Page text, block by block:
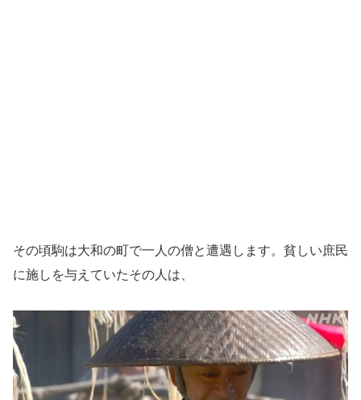
その頃駒は大和の町で一人の僧と遭遇します。貧しい庶民
に施しを与えていたその人は、